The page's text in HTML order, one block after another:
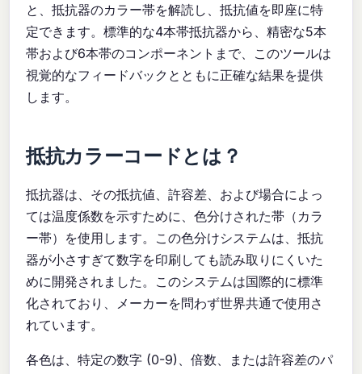
と、抵抗器のカラー帯を解読し、抵抗値を即座に特
定できます。標準的な4本帯抵抗器から、精密な5本
帯および6本帯のコンポーネントまで、このツールは
視覚的なフィードバックとともに正確な結果を提供
します。
抵抗カラーコードとは？
抵抗器は、その抵抗値、許容差、および場合によっ
ては温度係数を示すために、色分けされた帯（カラ
ー帯）を使用します。この色分けシステムは、抵抗
器が小さすぎて数字を印刷しても読み取りにくいた
めに開発されました。このシステムは国際的に標準
化されており、メーカーを問わず世界共通で使用さ
れています。
各色は、特定の数字 (0-9)、倍数、または許容差のパ